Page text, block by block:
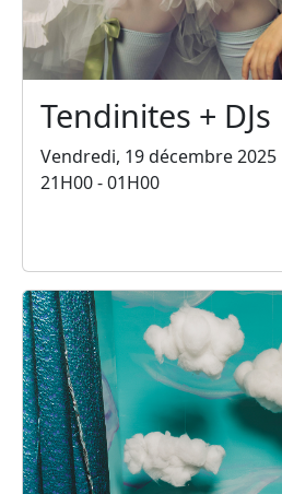
Tendinites + DJs
Vendredi, 19 décembre 2025
21H00 - 01H00